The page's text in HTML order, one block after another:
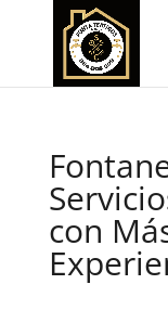
con